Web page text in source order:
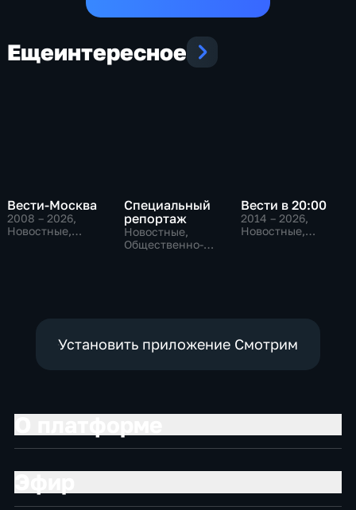
Ещеинтересное
Вести-Москва
2008 – 2026,
Новостные,
Специальный
репортаж
Новостные,
Общественно-
Вести в 20:00
2014 – 2026,
Новостные,
Установить приложение Смотрим